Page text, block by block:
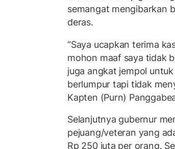
semangat mengibarkan
deras.
“Saya ucapkan terima
mohon maaf saya tidak
juga angkat jempol
berlumpur tapi tidak
Kapten (Purn)
Selanjutnya gubernur
pejuang/veteran yang
Rp 250 juta per orang.